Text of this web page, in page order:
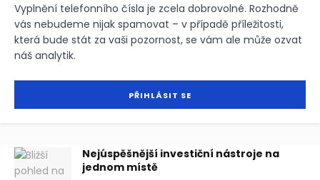
Vyplnění telefonního čísla je zcela dobrovolné. Rozhodně
vás nebudeme nijak spamovat – v případě příležitosti,
která bude stát za vaši pozornost, se vám ale může ozvat
náš analytik.
Nejúspěšnější investiční nástroje na
jednom místě